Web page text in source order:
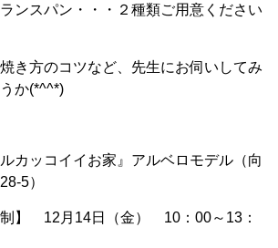
ンスパン・・・２種類ご用意ください
き方のコツなど、先生にお伺いしてみ
か(*^^*)
カッコイイお家』アルベロモデル（向
5）
制】 12月14日（金） 10：00～13：